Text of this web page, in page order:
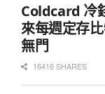
Coldcard 冷
來每週定存
無門
16416 SHARES